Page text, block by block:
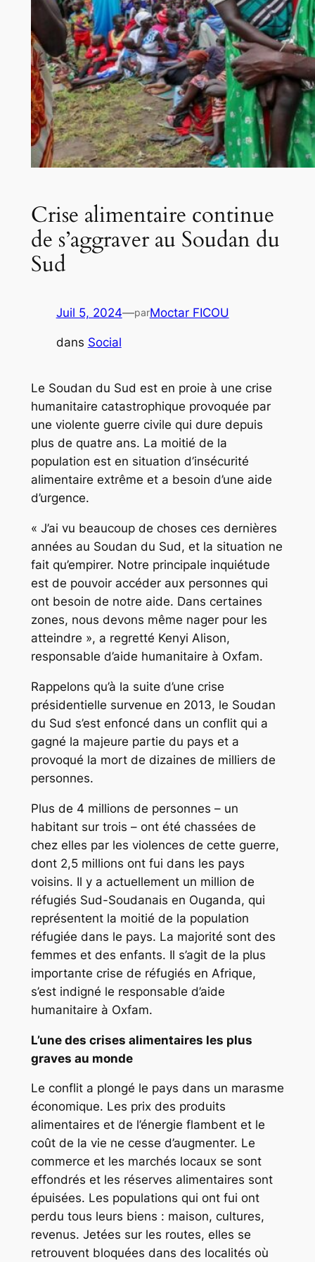
Crise alimentaire continue
de s’aggraver au Soudan du
Sud
Juil 5, 2024—parMoctar FICOU
dans Social
Le Soudan du Sud est en proie à une crise
humanitaire catastrophique provoquée par
une violente guerre civile qui dure depuis
plus de quatre ans. La moitié de la
population est en situation d’insécurité
alimentaire extrême et a besoin d’une aide
d’urgence.
« J’ai vu beaucoup de choses ces dernières
années au Soudan du Sud, et la situation ne
fait qu’empirer. Notre principale inquiétude
est de pouvoir accéder aux personnes qui
ont besoin de notre aide. Dans certaines
zones, nous devons même nager pour les
atteindre », a regretté Kenyi Alison,
responsable d’aide humanitaire à Oxfam.
Rappelons qu’à la suite d’une crise
présidentielle survenue en 2013, le Soudan
du Sud s’est enfoncé dans un conflit qui a
gagné la majeure partie du pays et a
provoqué la mort de dizaines de milliers de
personnes.
Plus de 4 millions de personnes – un
habitant sur trois – ont été chassées de
chez elles par les violences de cette guerre,
dont 2,5 millions ont fui dans les pays
voisins. Il y a actuellement un million de
réfugiés Sud-Soudanais en Ouganda, qui
représentent la moitié de la population
réfugiée dans le pays. La majorité sont des
femmes et des enfants. Il s’agit de la plus
importante crise de réfugiés en Afrique,
s’est indigné le responsable d’aide
humanitaire à Oxfam.
L’une des crises alimentaires les plus
graves au monde
Le conflit a plongé le pays dans un marasme
économique. Les prix des produits
alimentaires et de l’énergie flambent et le
coût de la vie ne cesse d’augmenter. Le
commerce et les marchés locaux se sont
effondrés et les réserves alimentaires sont
épuisées. Les populations qui ont fui ont
perdu tous leurs biens : maison, cultures,
revenus. Jetées sur les routes, elles se
retrouvent bloquées dans des localités où